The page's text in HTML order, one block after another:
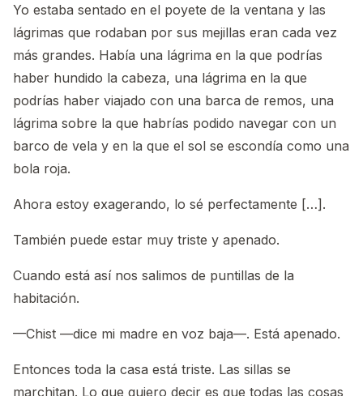
Yo estaba sentado en el poyete de la ventana y las
lágrimas que rodaban por sus mejillas eran cada vez
más grandes. Había una lágrima en la que podrías
haber hundido la cabeza, una lágrima en la que
podrías haber viajado con una barca de remos, una
lágrima sobre la que habrías podido navegar con un
barco de vela y en la que el sol se escondía como una
bola roja.
Ahora estoy exagerando, lo sé perfectamente […].
También puede estar muy triste y apenado.
Cuando está así nos salimos de puntillas de la
habitación.
—Chist —dice mi madre en voz baja—. Está apenado.
Entonces toda la casa está triste. Las sillas se
marchitan. Lo que quiero decir es que todas las cosas